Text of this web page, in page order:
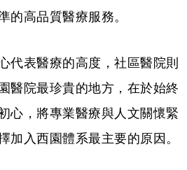
的高品質醫療服務。
代表醫療的高度，社區醫院則
醫院最珍貴的地方，在於始終
心，將專業醫療與人文關懷緊
加入西園體系最主要的原因。